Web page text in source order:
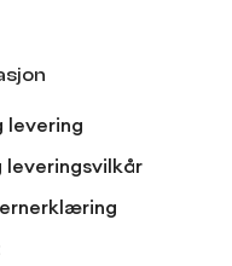
levering
leveringsvilkår